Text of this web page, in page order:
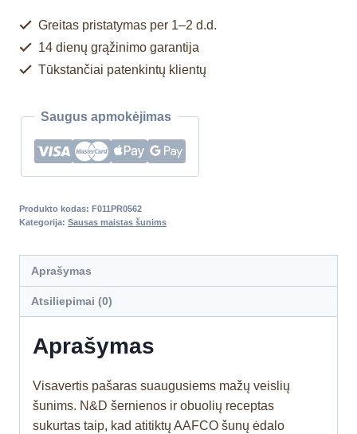
Greitas pristatymas per 1–2 d.d.
14 dienų grąžinimo garantija
Tūkstančiai patenkintų klientų
Saugus apmokėjimas
Produkto kodas: F011PR0562
Kategorija: Sausas maistas šunims
Aprašymas
Atsiliepimai (0)
Aprašymas
Visavertis pašaras suaugusiems mažų veislių
šunims. N&D šernienos ir obuolių receptas
sukurtas taip, kad atitiktų AAFCO šunų ėdalo